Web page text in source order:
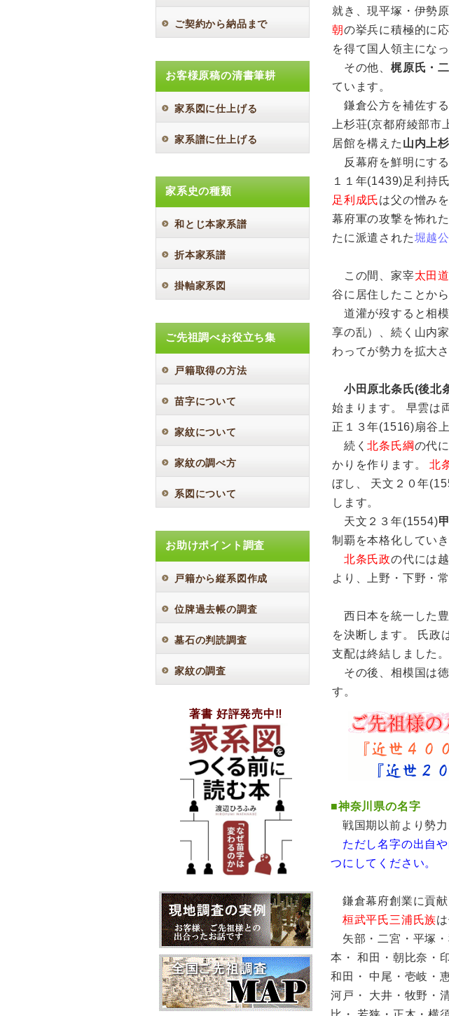
就き、現平塚・伊勢
朝の挙兵に積極的に
を得て国人領主にな
その他、 梶原氏・
ています。
鎌倉公方を補佐する
上杉荘(京都府綾部
居館を構えた 山内上
反幕府を鮮明にす
１１年(1439)足利持
足利成氏は父の憎み
幕府軍の攻撃を怖れ
たに派遣された堀越
この間、家宰太田
谷に居住したことか
道灌が歿すると相
享の乱）、続く山内
わってが勢力を拡大さ
小田原北条氏(後北
始まります。 早雲は
正１３年(1516)扇谷
続く北条氏綱の代
かりを作ります。北
ぼし、 天文２０年
します。
天文２３年(1554)
制覇を本格化していき
北条氏政の代には
より、上野・下野・
西日本を統一した
を決断します。 氏政
支配は終結しました。
その後、相模国は徳
す。
■神奈川県の名字
戦国期以前より勢力
ただし名字の出自
つにしてください。
鎌倉幕府創業に貢献
桓武平氏三浦氏族
矢部・二宮・平塚・
本・ 和田・朝比奈・
和田・ 中尾・壱岐・
河戸・ 大井・牧野・
ご契約から納品まで
お客様原稿の清書筆耕
家系図に仕上げる
家系譜に仕上げる
家系史の種類
和とじ本家系譜
折本家系譜
掛軸家系図
ご先祖調べお役立ち集
戸籍取得の方法
苗字について
家紋について
家紋の調べ方
系図について
お助けポイント調査
戸籍から縦系図作成
位牌過去帳の調査
墓石の判読調査
家紋の調査
著書 好評発売中‼